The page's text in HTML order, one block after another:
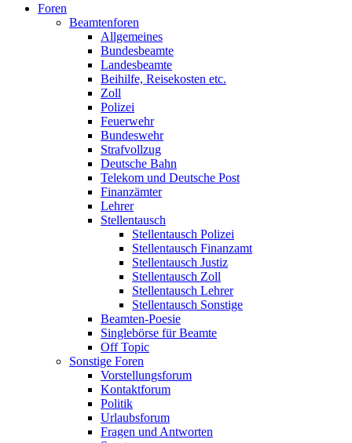
Foren
Beamtenforen
Allgemeines
Bundesbeamte
Landesbeamte
Beihilfe, Reisekosten etc.
Zoll
Polizei
Feuerwehr
Bundeswehr
Strafvollzug
Deutsche Bahn
Telekom und Deutsche Post
Finanzämter
Lehrer
Stellentausch
Stellentausch Polizei
Stellentausch Finanzamt
Stellentausch Justiz
Stellentausch Zoll
Stellentausch Lehrer
Stellentausch Sonstige
Beamten-Poesie
Singlebörse für Beamte
Off Topic
Sonstige Foren
Vorstellungsforum
Kontaktforum
Politik
Urlaubsforum
Fragen und Antworten